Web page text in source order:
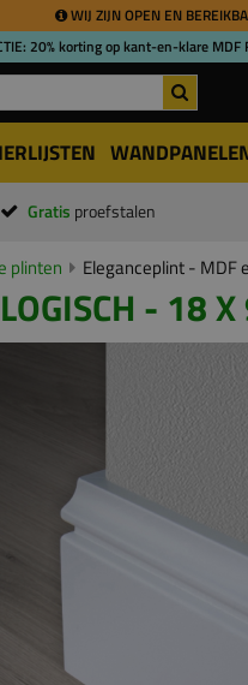
WIJ ZIJN OPEN EN
20% korting op kant-en-klare
Gratis proefstalen
plinten Eleganceplint - MDF
- 18